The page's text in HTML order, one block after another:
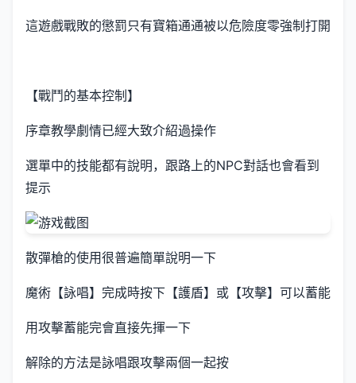
這遊戲戰敗的懲罰只有寶箱通通被以危險度零強制打開
【戰鬥的基本控制】
序章教學劇情已經大致介紹過操作
選單中的技能都有說明，跟路上的NPC對話也會看到
提示
散彈槍的使用很普遍簡單說明一下
魔術【詠唱】完成時按下【護盾】或【攻擊】可以蓄能
用攻擊蓄能完會直接先揮一下
解除的方法是詠唱跟攻擊兩個一起按